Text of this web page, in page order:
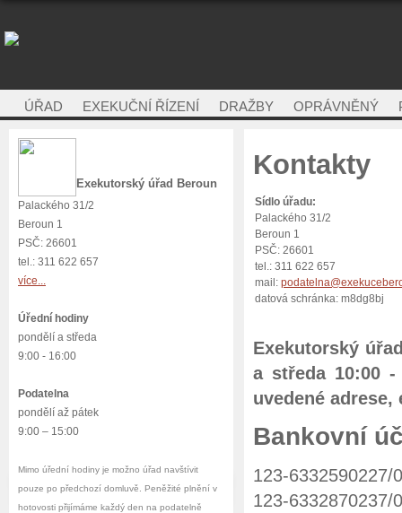
ÚŘAD EXEKUČNÍ ŘÍZENÍ DRAŽBY OPRÁVNĚNÝ
Exekutorský úřad Beroun
Palackého 31/2
Beroun 1
PSČ: 26601
tel.: 311 622 657
více...
Úřední hodiny
pondělí a středa
9:00 - 16:00
Podatelna
pondělí až pátek
9:00 – 15:00
Mimo úřední hodiny je možno úřad navštívit
pouze po předchozí domluvě. Peněžité plnění v
hotovosti přijímáme každý den na podatelně
Kontakty
Sídlo úřadu:
Palackého 31/2
Beroun 1
PSČ: 26601
tel.: 311 622 657
mail:
datová schránka: m8dg8bj
Exekutorský
a středa 10:00
uvedené
Bankovní
123-
123-6332870237/